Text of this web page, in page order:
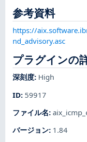
参考資料
https://
nd_advisory.asc
プラグインの
深刻度: High
ID: 59917
ファイル名:
バージョン: 1.84